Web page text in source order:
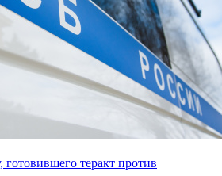
теракт против